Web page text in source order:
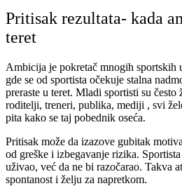
Pritisak rezultata- kada
teret
Ambicija je pokretač mnogih sportskih
gde se od sportista očekuje stalna
preraste u teret. Mladi sportisti su
roditelji, treneri, publika, mediji , svi
pita kako se taj pobednik oseća.
Pritisak može da izazove gubitak
od greške i izbegavanje rizika.
uživao, već da ne bi razočarao. Takva
spontanost i želju za napretkom.